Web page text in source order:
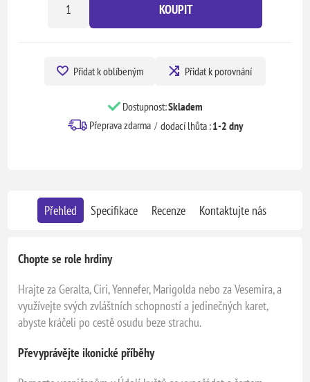
KOUPIT
Přidat k oblíbeným Přidat k porovnání
Dostupnost:Skladem
Přeprava zdarma
dodací lhůta :1-2 dny
Přehled Specifikace Recenze Kontaktujte nás
Chopte se role hrdiny
Hrajte za Geralta, Ciri, Yennefer, Marigolda nebo za Vesemira, a
využívejte svých zvláštních schopností a jedinečných karet,
abyste kráčeli po cestě osudu beze strachu.
Převyprávějte ikonické příběhy